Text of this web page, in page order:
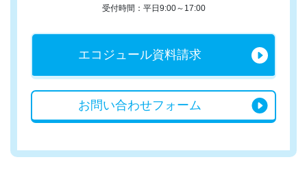
受付時間：平日9:00～17:00
エコジュール資料請求
お問い合わせフォーム